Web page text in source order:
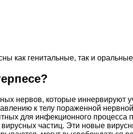
как генитальные, так и
нервов, которые иннервируют
к телу пораженной
для инфекционного
частиц. Эти новые